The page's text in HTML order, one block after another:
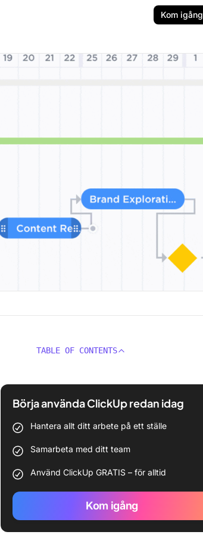
Kom igång
TABLE OF CONTENTS
Börja använda ClickUp redan idag
Hantera allt ditt arbete på ett ställe
Samarbeta med ditt team
Använd ClickUp GRATIS – för alltid
Kom igång